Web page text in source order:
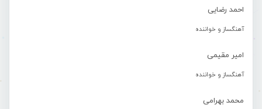
احمد رضایی
آهنگساز و خواننده
امیر مقیمی
آهنگساز و خواننده
محمد بهرامی